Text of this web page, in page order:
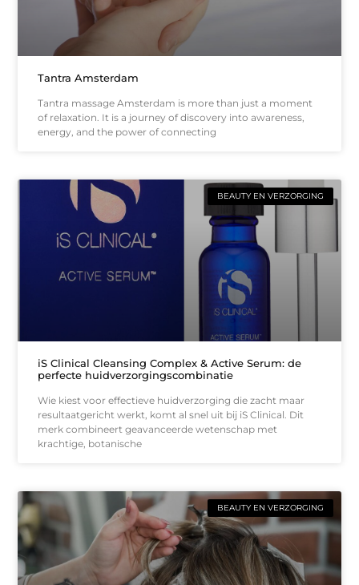
Tantra Amsterdam
Tantra massage Amsterdam is more than just a moment
of relaxation. It is a journey of discovery into awareness,
energy, and the power of connecting
BEAUTY EN VERZORGING
iS Clinical Cleansing Complex & Active Serum: de
perfecte huidverzorgingscombinatie
Wie kiest voor effectieve huidverzorging die zacht maar
resultaatgericht werkt, komt al snel uit bij iS Clinical. Dit
merk combineert geavanceerde wetenschap met
krachtige, botanische
BEAUTY EN VERZORGING